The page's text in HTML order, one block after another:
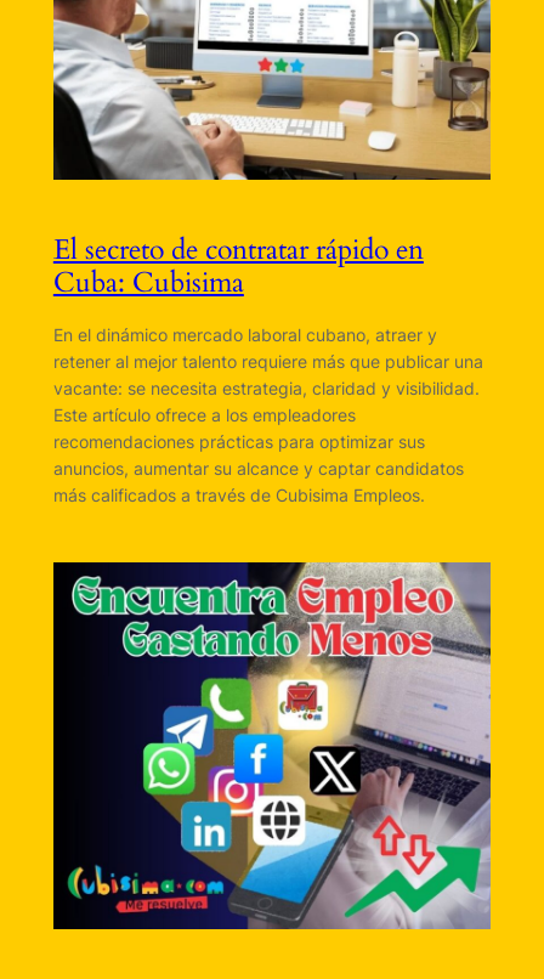
El secreto de contratar rápido en
Cuba: Cubisima
En el dinámico mercado laboral cubano, atraer y
retener al mejor talento requiere más que publicar una
vacante: se necesita estrategia, claridad y visibilidad.
Este artículo ofrece a los empleadores
recomendaciones prácticas para optimizar sus
anuncios, aumentar su alcance y captar candidatos
más calificados a través de Cubisima Empleos.